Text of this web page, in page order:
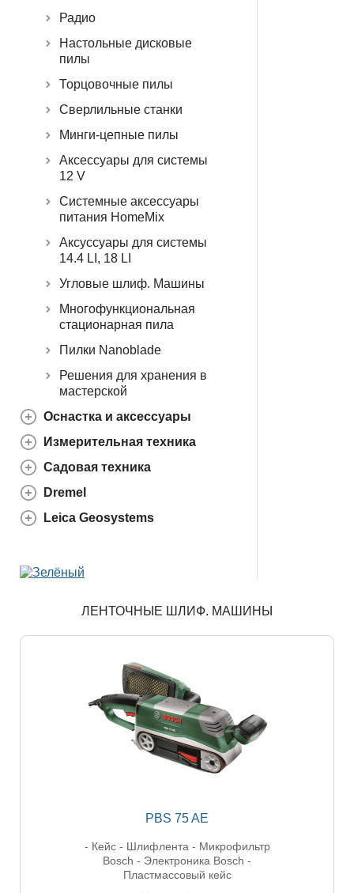
Радио
Настольные дисковые
пилы
Торцовочные пилы
Сверлильные станки
Минги-цепные пилы
Аксессуары для системы
12 V
Системные аксессуары
питания HomeMix
Аксуссуары для системы
14.4 LI, 18 LI
Угловые шлиф. Машины
Многофункциональная
стационарная пила
Пилки Nanoblade
Решения для хранения в
мастерской
Оснастка и аксессуары
Измерительная техника
Садовая техника
Dremel
Leica Geosystems
ЛЕНТОЧНЫЕ ШЛИФ. МАШИНЫ
PBS 75 AЕ
- Кейс - Шлифлента - Микрофильтр
Bosch - Электроника Bosch -
Пластмассовый кейс